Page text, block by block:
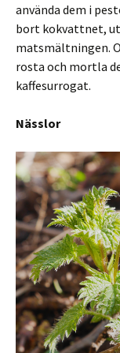
använda dem i
bort kokvattnet,
matsmältningen.
rosta och mortla
kaffesurrogat.
Nässlor